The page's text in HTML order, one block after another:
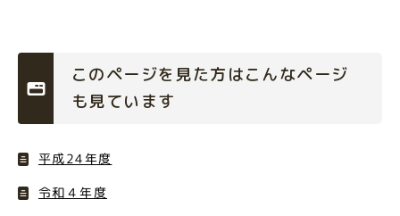
このページを見た方はこんなページ
も見ています
平成24年度
令和４年度